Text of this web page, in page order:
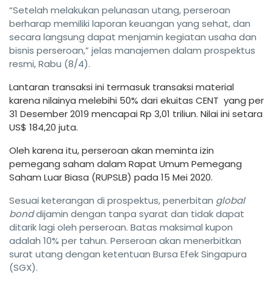
“Setelah melakukan pelunasan utang, perseroan
berharap memiliki laporan keuangan yang sehat, dan
secara langsung dapat menjamin kegiatan usaha dan
bisnis perseroan,” jelas manajemen dalam prospektus
resmi, Rabu (8/4).
Lantaran transaksi ini termasuk transaksi material
karena nilainya melebihi 50% dari ekuitas CENT yang per
31 Desember 2019 mencapai Rp 3,01 triliun. Nilai ini setara
US$ 184,20 juta.
Oleh karena itu, perseroan akan meminta izin
pemegang saham dalam Rapat Umum Pemegang
Saham Luar Biasa (RUPSLB) pada 15 Mei 2020.
Sesuai keterangan di prospektus, penerbitan global
bonddijamin dengan tanpa syarat dan tidak dapat
ditarik lagi oleh perseroan. Batas maksimal kupon
adalah 10% per tahun. Perseroan akan menerbitkan
surat utang dengan ketentuan Bursa Efek Singapura
(SGX).